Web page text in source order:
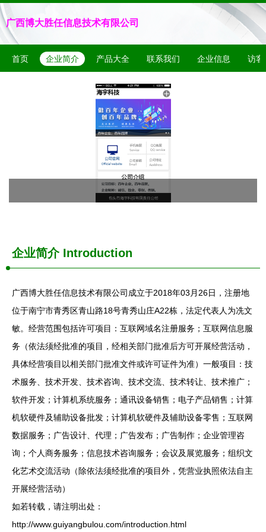
广西博大胜任信息技术有限公司
首页 企业简介 产品大全 联系我们 企业信息 访客
企业简介 Introduction
广西博大胜任信息技术有限公司成立于2018年03月26日，注册地
位于南宁市青秀区青山路18号青秀山庄A22栋，法定代表人为冼文
敏。经营范围包括许可项目：互联网域名注册服务；互联网信息服
务（依法须经批准的项目，经相关部门批准后方可开展经营活动，
具体经营项目以相关部门批准文件或许可证件为准）一般项目：技
术服务、技术开发、技术咨询、技术交流、技术转让、技术推广；
软件开发；计算机系统服务；通讯设备销售；电子产品销售；计算
机软硬件及辅助设备批发；计算机软硬件及辅助设备零售；互联网
数据服务；广告设计、代理；广告发布；广告制作；企业管理咨
询；个人商务服务；信息技术咨询服务；会议及展览服务；组织文
化艺术交流活动（除依法须经批准的项目外，凭营业执照依法自主
开展经营活动）
如若转载，请注明出处：
http://www.guiyangbulou.com/introduction.html